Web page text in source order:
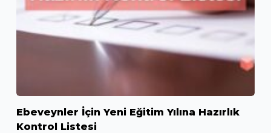
Ebeveynler İçin Yeni Eğitim Yılına Hazırlık
Kontrol Listesi